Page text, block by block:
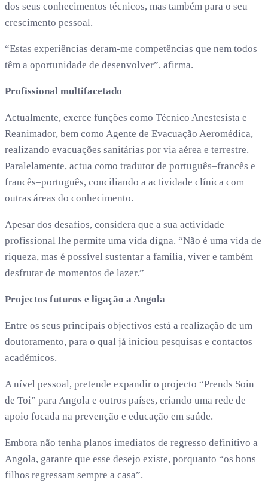
dos seus conhecimentos técnicos, mas também para o seu
crescimento pessoal.
“Estas experiências deram-me competências que nem todos
têm a oportunidade de desenvolver”, afirma.
Profissional multifacetado
Actualmente, exerce funções como Técnico Anestesista e
Reanimador, bem como Agente de Evacuação Aeromédica,
realizando evacuações sanitárias por via aérea e terrestre.
Paralelamente, actua como tradutor de português–francês e
francês–português, conciliando a actividade clínica com
outras áreas do conhecimento.
Apesar dos desafios, considera que a sua actividade
profissional lhe permite uma vida digna. “Não é uma vida de
riqueza, mas é possível sustentar a família, viver e também
desfrutar de momentos de lazer.”
Projectos futuros e ligação a Angola
Entre os seus principais objectivos está a realização de um
doutoramento, para o qual já iniciou pesquisas e contactos
académicos.
A nível pessoal, pretende expandir o projecto “Prends Soin
de Toi” para Angola e outros países, criando uma rede de
apoio focada na prevenção e educação em saúde.
Embora não tenha planos imediatos de regresso definitivo a
Angola, garante que esse desejo existe, porquanto “os bons
filhos regressam sempre a casa”.